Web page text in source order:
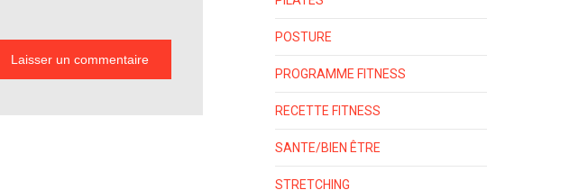
POSTURE
PROGRAMME FITNESS
RECETTE FITNESS
SANTE/BIEN ÊTRE
STRETCHING